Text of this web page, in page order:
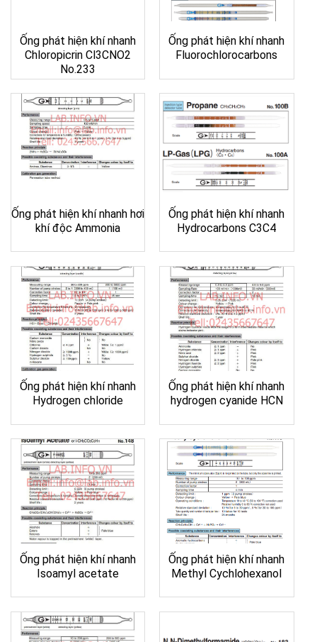
Ống phát hiện khí nhanh
Chloropicrin Cl3CNO2
No.233
Ống phát hiện khí nhanh
Fluorochlorocarbons
Ống phát hiện khí nhanh hơi
khí độc Ammonia
Ống phát hiện khí nhanh
Hydrocarbons C3C4
Ống phát hiện khí nhanh
Hydrogen chloride
Ống phát hiện khí nhanh
hydrogen cyanide HCN
Ống phát hiện khí nhanh
Isoamyl acetate
Ống phát hiện khí nhanh
Methyl Cychlohexanol